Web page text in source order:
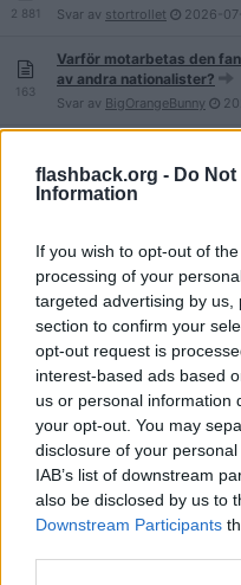
flashback.org - Do
Information
If you wish to opt-out of
processing of your
targeted advertising by
section to confirm your
opt-out request is
interest-based ads based
us or personal information
your opt-out. You may
disclosure of your
IAB’s list of downstream
also be disclosed by us to
Downstream Participants
2 881 Svar av stortrollet 2026-
163
Varför motarbetas den
av andra nationalister?
Svar av BigOrangeBunny
Svar avdiako 2026-07-30
Hur fokus från
hata Mulimer
Svar avGanskaRoligt
Hur firar ni nationalister
Svar avjackdaniels1098
Hur kunde boomersarna
antinationalistiska?
2026-07-
436
Gör hobbydissidenterna